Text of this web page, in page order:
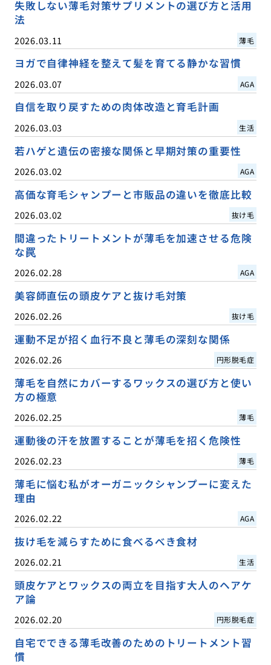
失敗しない薄毛対策サプリメントの選び方と活用
法
2026.03.11 薄毛
ヨガで自律神経を整えて髪を育てる静かな習慣
2026.03.07 AGA
自信を取り戻すための肉体改造と育毛計画
2026.03.03 生活
若ハゲと遺伝の密接な関係と早期対策の重要性
2026.03.02 AGA
高価な育毛シャンプーと市販品の違いを徹底比較
2026.03.02 抜け毛
間違ったトリートメントが薄毛を加速させる危険
な罠
2026.02.28 AGA
美容師直伝の頭皮ケアと抜け毛対策
2026.02.26 抜け毛
運動不足が招く血行不良と薄毛の深刻な関係
2026.02.26 円形脱毛症
薄毛を自然にカバーするワックスの選び方と使い
方の極意
2026.02.25 薄毛
運動後の汗を放置することが薄毛を招く危険性
2026.02.23 薄毛
薄毛に悩む私がオーガニックシャンプーに変えた
理由
2026.02.22 AGA
抜け毛を減らすために食べるべき食材
2026.02.21 生活
頭皮ケアとワックスの両立を目指す大人のヘアケ
ア論
2026.02.20 円形脱毛症
自宅でできる薄毛改善のためのトリートメント習
慣